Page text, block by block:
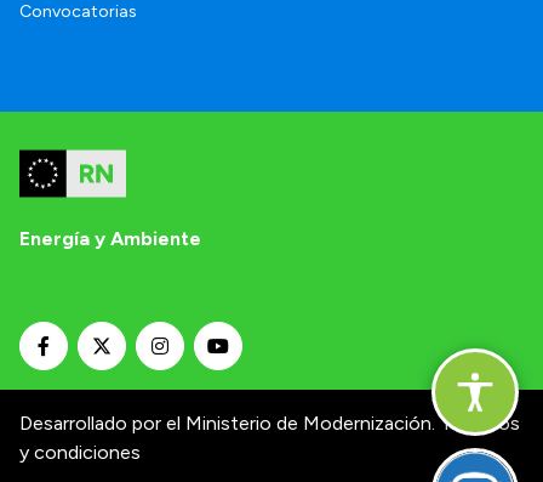
Convocatorias
Energía y Ambiente
Desarrollado por el Ministerio de Modernización. Términos
y condiciones